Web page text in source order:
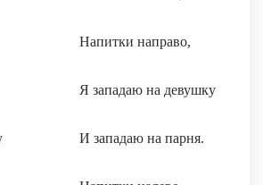
Напитки направо,
Я западаю на девушку
И западаю на парня.